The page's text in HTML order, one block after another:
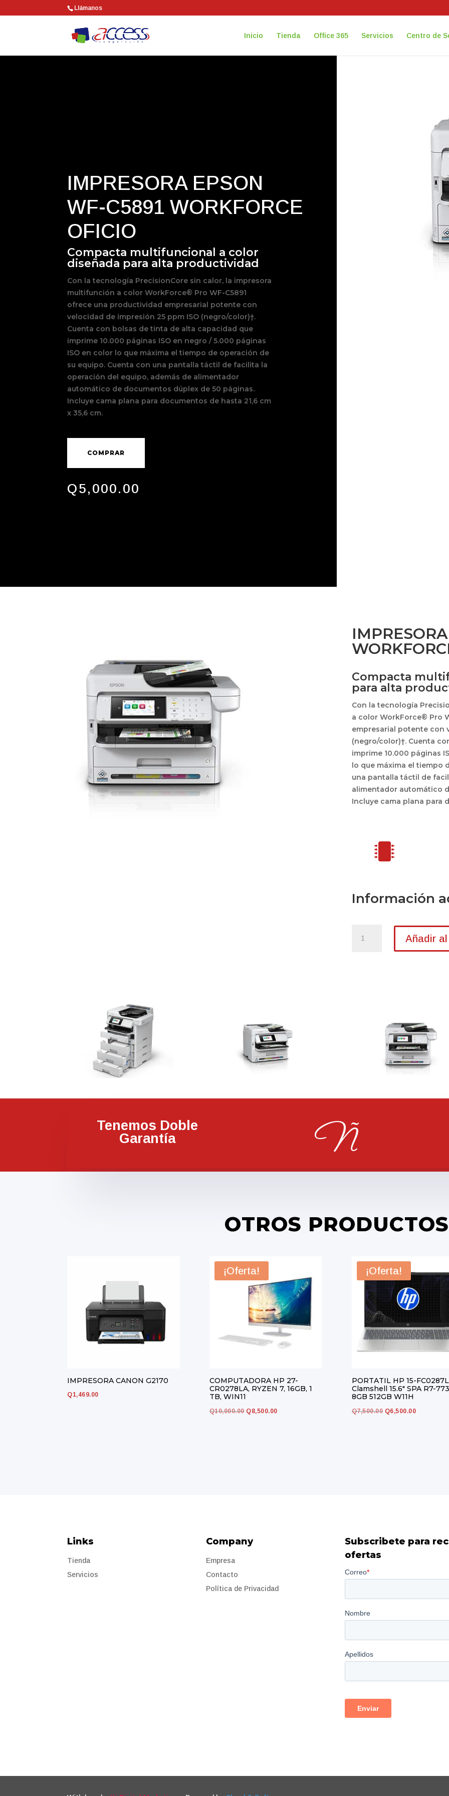
Llámanos
Inicio Tienda Office 365 Servicios Centro de
IMPRESORA EPSON
WF-C5891 WORKFORCE
OFICIO
Compacta multifuncional a color
diseñada para alta productividad
Con la tecnología PrecisionCore sin calor, la impresora
multifunción a color WorkForce® Pro WF-C5891
ofrece una productividad empresarial potente con
velocidad de impresión 25 ppm ISO (negro/color)†.
Cuenta con bolsas de tinta de alta capacidad que
imprime 10.000 páginas ISO en negro / 5.000 páginas
ISO en color lo que máxima el tiempo de operación de
su equipo. Cuenta con una pantalla táctil de facilita la
operación del equipo, además de alimentador
automático de documentos dúplex de 50 páginas.
Incluye cama plana para documentos de hasta 21,6 cm
x 35,6 cm.
COMPRAR
Q5,000.00
Compacta
para alta
Con la tecnología
a color WorkForce® Pro
empresarial potente con
(negro/color)†. Cuenta
imprime 10.000 páginas
lo que máxima el tiempo
una pantalla táctil de
alimentador automático
Incluye cama plana para

Información
EPSON
Añadir
Tenemos Doble
Garantía
Ñ
OTROS PRODUCTOS
IMPRESORA CANON G2170
Q1,469.00
¡Oferta!
COMPUTADORA HP 27-
CR0278LA, RYZEN 7, 16GB, 1
TB, WIN11
Q10,000.00 El
Q8,500.00El
¡Oferta!
PORTATIL HP 15-
Clamshell 15.6″ SPA R7-
8GB 512GB W11H
Q7,500.00 El
Q6,500.00El
Links
Tienda
Servicios
Company
Empresa
Contacto
Política de Privacidad
Subscribete para
ofertas